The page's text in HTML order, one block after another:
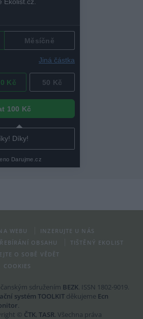
WEBU
INZERUJTE U NÁS
OBSAHU
TIŠTĚNÝ EKOLIST
O SOBĚ VĚDĚT
COOKIES
sdružením BEZK. ISSN 1802-9019.
systém TOOLKIT děkujeme Ecn
.
© ČTK, TASR. Všechna práva